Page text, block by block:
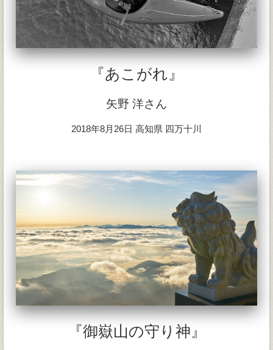
『あこがれ』
矢野 洋さん
2018年8月26日 高知県 四万十川
『御嶽山の守り神』